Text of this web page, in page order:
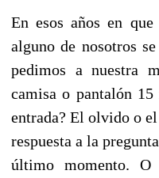
En esos años en que
alguno de nosotros
pedimos a nuestra
camisa o pantalón
entrada? El olvido o
respuesta a la
último momento.